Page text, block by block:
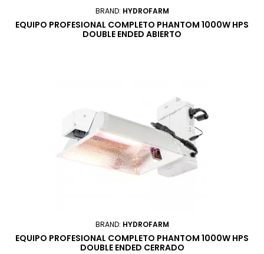
BRAND: HYDROFARM
EQUIPO PROFESIONAL COMPLETO PHANTOM 1000W HPS
DOUBLE ENDED ABIERTO
BRAND: HYDROFARM
EQUIPO PROFESIONAL COMPLETO PHANTOM 1000W HPS
DOUBLE ENDED CERRADO